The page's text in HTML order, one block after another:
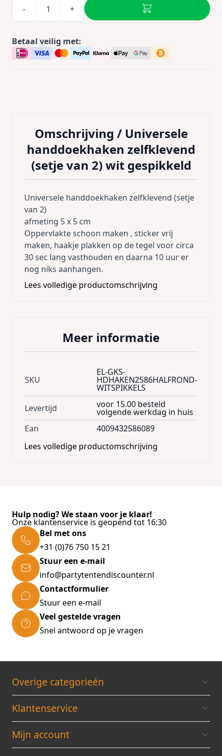
- +
Betaal veilig met:
Omschrijving / Universele
handdoekhaken zelfklevend
(setje van 2) wit gespikkeld
Universele handdoekhaken zelfklevend (setje
van 2)
afmeting 5 x 5 cm
Oppervlakte schoon maken , sticker vrij
maken, haakje plakken op de tegel voor circa
30 sec lang vasthouden en daarna 10 uur er
nog niks aanhangen.
Lees volledige productomschrijving
Meer informatie
SKU
EL-GKS-
HDHAKEN2586HALFROND-
WITSPIKKELS
Levertijd
voor 15.00 besteld
volgende werkdag in huis
Ean
4009432586089
Lees volledige productomschrijving
Hulp nodig? We staan voor je klaar!
Onze klantenservice is geopend tot 16:30
Bel met ons
+31 (0)76 750 15 21
Stuur een e-mail
info@partytentendiscounter.nl
Contactformulier
Stuur een e-mail
Veel gestelde vragen
Snel antwoord op je vragen
Overige categorieén
Klantenservice
Mijn account